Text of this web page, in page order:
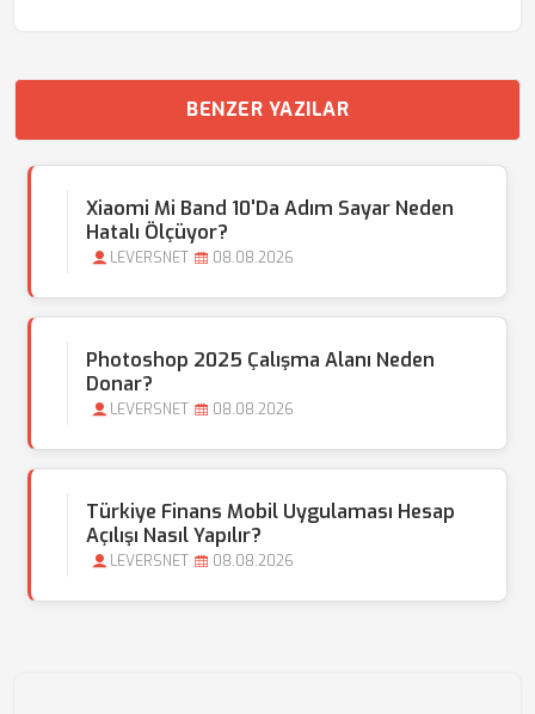
BENZER YAZILAR
Xiaomi Mi Band 10'da Adım Sayar Neden
Hatalı Ölçüyor?
LEVERSNET 08.08.2026
Photoshop 2025 Çalışma Alanı Neden
Donar?
LEVERSNET 08.08.2026
Türkiye Finans Mobil Uygulaması Hesap
Açılışı Nasıl Yapılır?
LEVERSNET 08.08.2026